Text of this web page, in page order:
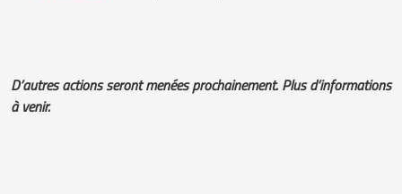
D’autres actions seront menées prochainement. Plus d’informations
à venir.